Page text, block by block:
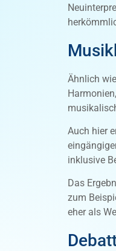
Ähnlich
Auch hier
inklusive
Das
zum
eher als